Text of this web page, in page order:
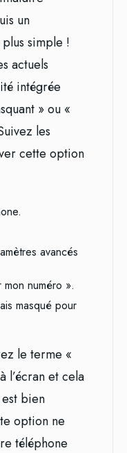
un
simple !
actuels
intégrée
» ou «
les
cette option
avancés
numéro ».
masqué pour
le terme «
l’écran et cela
bien
option ne
téléphone